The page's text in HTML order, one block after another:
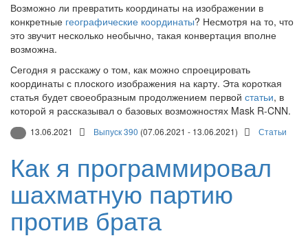
Возможно ли превратить координаты на изображении в
конкретные географические координаты? Несмотря на то, что
это звучит несколько необычно, такая конвертация вполне
возможна.
Сегодня я расскажу о том, как можно спроецировать
координаты с плоского изображения на карту. Эта короткая
статья будет своеобразным продолжением первой статьи, в
которой я рассказывал о базовых возможностях Mask R-CNN.
13.06.2021 Выпуск 390 (07.06.2021 - 13.06.2021) Статьи
Как я программировал
шахматную партию
против брата